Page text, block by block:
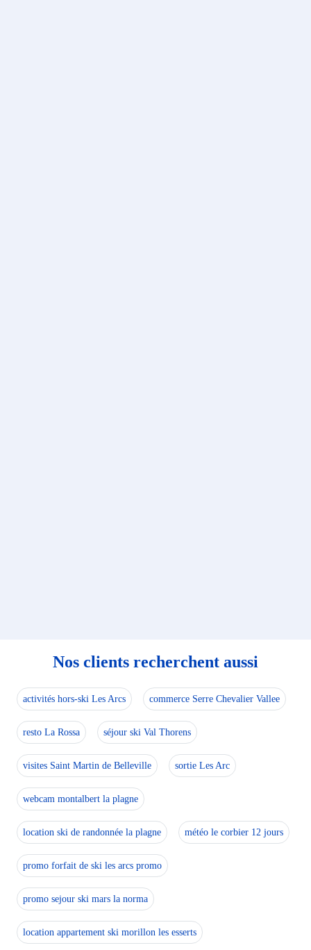
Nos clients recherchent aussi
activités hors-ski Les Arcs commerce Serre Chevalier Vallee
resto La Rossa séjour ski Val Thorens
visites Saint Martin de Belleville sortie Les Arc
webcam montalbert la plagne
location ski de randonnée la plagne météo le corbier 12 jours
promo forfait de ski les arcs promo
promo sejour ski mars la norma
location appartement ski morillon les esserts